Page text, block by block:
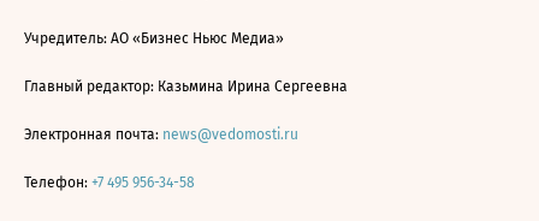
Учредитель: АО «Бизнес Ньюс Медиа»
Главный редактор: Казьмина Ирина Сергеевна
Электронная почта: news@vedomosti.ru
Телефон: +7 495 956-34-58